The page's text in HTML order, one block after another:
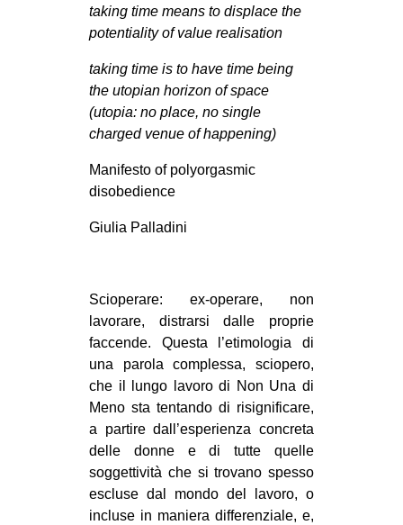
DIRITTO ALL’ABITARE
GENERI
MIGRAZIONI
PRECARIATO
REPRESSIONE
STUDENTI
CULTURE
ARTE
MUSICA
RECENSIONI
INTERNAZIONALE
AMERICHE
ESTREMO ORIENTE
EUROPA
taking time means to displace the
potentiality of value realisation
taking time is to have time being
the utopian horizon of space
(utopia: no place, no single
charged venue of happening)
Manifesto of polyorgasmic
disobedience
Giulia Palladini
Scioperare: ex-operare, non
lavorare, distrarsi dalle proprie
faccende. Questa l’etimologia di
una parola complessa, sciopero,
che il lungo lavoro di Non Una di
Meno sta tentando di risignificare,
a partire dall’esperienza concreta
delle donne e di tutte quelle
soggettività che si trovano spesso
escluse dal mondo del lavoro, o
incluse in maniera differenziale, e,